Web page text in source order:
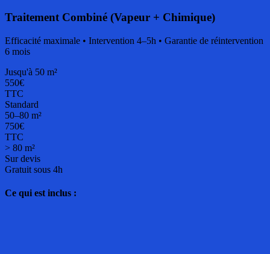
Traitement Combiné (Vapeur + Chimique)
Efficacité maximale • Intervention 4–5h • Garantie de réintervention
6 mois
Jusqu'à 50 m²
550€
TTC
Standard
50–80 m²
750€
TTC
> 80 m²
Sur devis
Gratuit sous 4h
Ce qui est inclus :